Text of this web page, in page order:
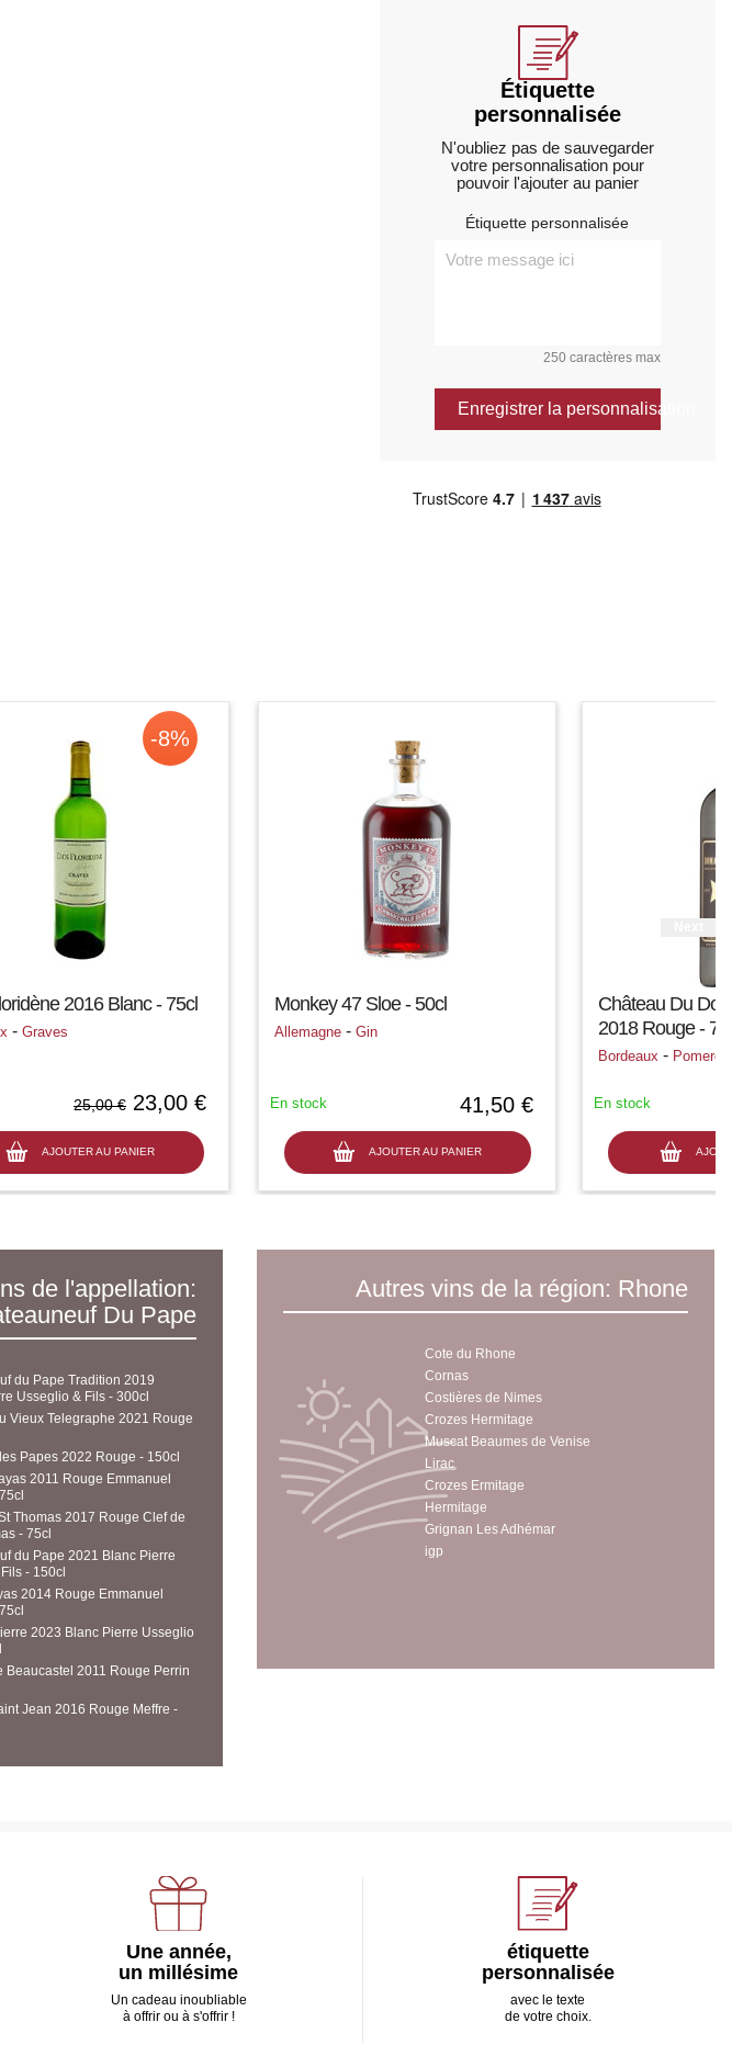
Étiquette
personnalisée
N'oubliez pas de sauvegarder
votre personnalisation pour
pouvoir l'ajouter au panier
Étiquette personnalisée
250 caractères max
Enregistrer la personnalisation
2016 Blanc - 75cl
- Graves
25,00 € 23,00 €
AJOUTER AU PANIER
-8%
Monkey 47 Sloe - 50cl
Allemagne - Gin
41,50 €
AJOUTER AU PANIER
En stock
Château Du
2018 Rouge -
Bordeaux - Pomerol
En stock
de l'appellation:
Du Pape
du Pape Tradition 2019
Usseglio & Fils - 300cl
Vieux Telegraphe 2021 Rouge
Papes 2022 Rouge - 150cl
2011 Rouge Emmanuel
Thomas 2017 Rouge Clef de
- 75cl
du Pape 2021 Blanc Pierre
- 150cl
2014 Rouge Emmanuel
2023 Blanc Pierre Usseglio
Beaucastel 2011 Rouge Perrin
Jean 2016 Rouge Meffre -
Autres vins de la région: Rhone
Cote du Rhone
Cornas
Costières de Nimes
Crozes Hermitage
Muscat Beaumes de Venise
Lirac
Crozes Ermitage
Hermitage
Grignan Les Adhémar
igp
Une année,
un millésime
Un cadeau inoubliable
à offrir ou à s'offrir !
étiquette
personnalisée
avec le texte
de votre choix.